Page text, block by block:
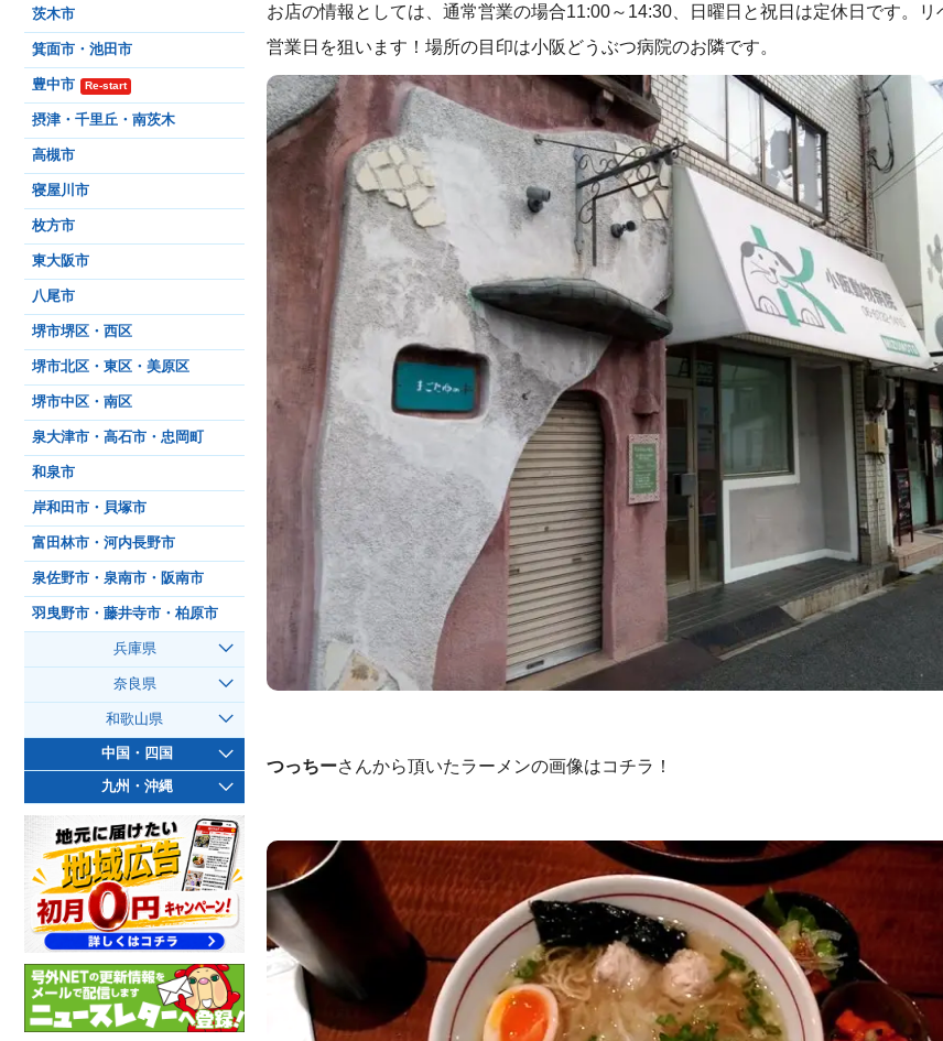
お店の情報としては、通常営業の場合11:00～14:30、日曜日と祝日は定休日です。リ
営業日を狙います！場所の目印は小阪どうぶつ病院のお隣です。
つっちーさんから頂いたラーメンの画像はコチラ！
茨木市
箕面市・池田市
豊中市 Re-start
摂津・千里丘・南茨木
高槻市
寝屋川市
枚方市
東大阪市
八尾市
堺市堺区・西区
堺市北区・東区・美原区
堺市中区・南区
泉大津市・高石市・忠岡町
和泉市
岸和田市・貝塚市
富田林市・河内長野市
泉佐野市・泉南市・阪南市
羽曳野市・藤井寺市・柏原市
兵庫県
奈良県
和歌山県
中国・四国
九州・沖縄